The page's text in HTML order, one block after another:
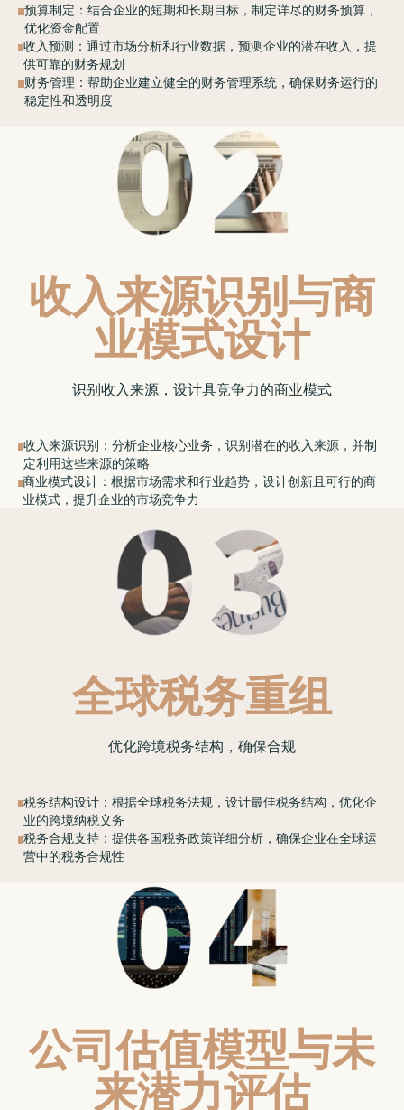
预算制定：结合企业的短期和长期目标，制定详尽的财务预算，
优化资金配置
收入预测：通过市场分析和行业数据，预测企业的潜在收入，提
供可靠的财务规划
财务管理：帮助企业建立健全的财务管理系统，确保财务运行的
稳定性和透明度
收入来源识别与商
业模式设计
识别收入来源，设计具竞争力的商业模式
收入来源识别：分析企业核心业务，识别潜在的收入来源，并制
定利用这些来源的策略
商业模式设计：根据市场需求和行业趋势，设计创新且可行的商
业模式，提升企业的市场竞争力
全球税务重组
优化跨境税务结构，确保合规
税务结构设计：根据全球税务法规，设计最佳税务结构，优化企
业的跨境纳税义务
税务合规支持：提供各国税务政策详细分析，确保企业在全球运
营中的税务合规性
公司估值模型与未
来潜力评估